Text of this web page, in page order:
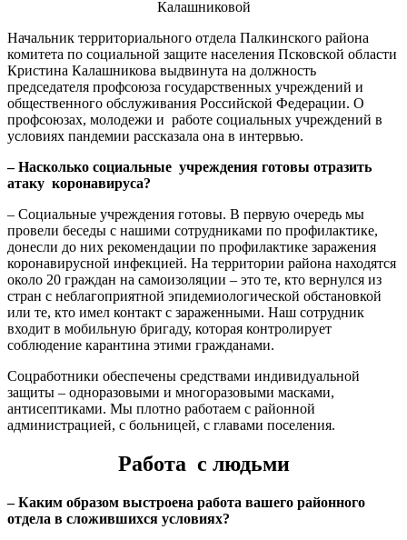
Калашниковой
Начальник территориального отдела Палкинского района
комитета по социальной защите населения Псковской области
Кристина Калашникова выдвинута на должность
председателя профсоюза государственных учреждений и
общественного обслуживания Российской Федерации. О
профсоюзах, молодежи и работе социальных учреждений в
условиях пандемии рассказала она в интервью.
– Насколько социальные учреждения готовы отразить
атаку коронавируса?
– Социальные учреждения готовы. В первую очередь мы
провели беседы с нашими сотрудниками по профилактике,
донесли до них рекомендации по профилактике заражения
коронавирусной инфекцией. На территории района находятся
около 20 граждан на самоизоляции – это те, кто вернулся из
стран с неблагоприятной эпидемиологической обстановкой
или те, кто имел контакт с зараженными. Наш сотрудник
входит в мобильную бригаду, которая контролирует
соблюдение карантина этими гражданами.
Соцработники обеспечены средствами индивидуальной
защиты – одноразовыми и многоразовыми масками,
антисептиками. Мы плотно работаем с районной
администрацией, с больницей, с главами поселения.
Работа с людьми
– Каким образом выстроена работа вашего районного
отдела в сложившихся условиях?